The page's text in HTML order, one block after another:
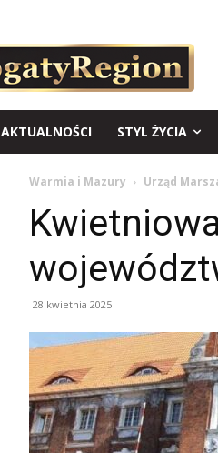
AKTUALNOŚCI STYL ŻYCIA
Warmia i Mazury Urząd
28 kwietnia 2025